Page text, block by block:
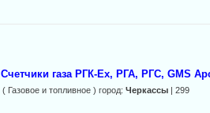
Счетчики газа РГК-Ех, РГА, РГС, GMS
( Газовое и топливное ) город: Черкассы| 299